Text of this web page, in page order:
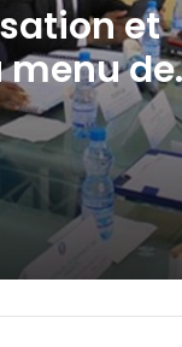
: Gabon,
de